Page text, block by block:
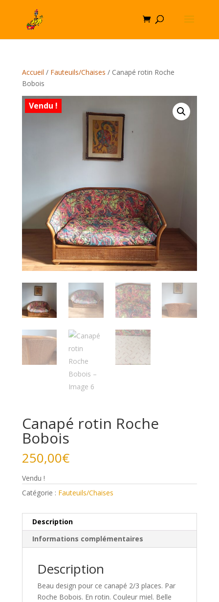
Accueil / Fauteuils/Chaises / Canapé rotin Roche
Bobois
Vendu !
Canapé rotin Roche
Bobois
250,00€
Vendu !
Catégorie : Fauteuils/Chaises
Description
Informations complémentaires
Description
Beau design pour ce canapé 2/3 places. Par
Roche Bobois. En rotin. Couleur miel. Belle